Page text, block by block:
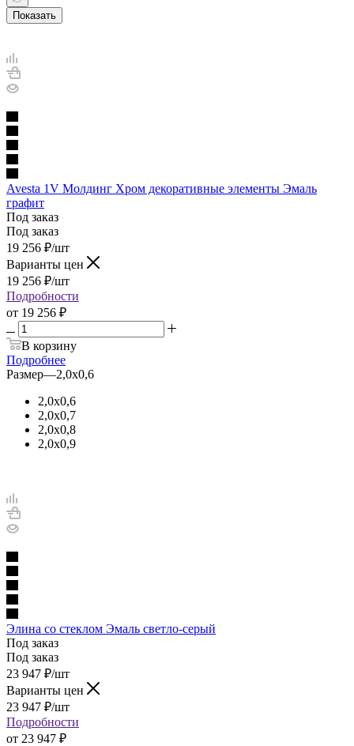
Показать
Avesta 1V Молдинг Хром декоративные элементы Эмаль
графит
Под заказ
Под заказ
19 256 ₽/шт
Варианты цен
19 256 ₽/шт
Подробности
от 19 256 ₽
В корзину
Подробнее
Размер—2,0х0,6
2,0х0,6
2,0х0,7
2,0х0,8
2,0х0,9
Элина со стеклом Эмаль светло-серый
Под заказ
Под заказ
23 947 ₽/шт
Варианты цен
23 947 ₽/шт
Подробности
от 23 947 ₽